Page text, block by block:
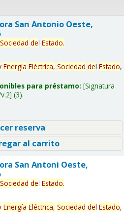
San Antonio Oeste,
Sociedad del Estado.
Energía Eléctrica, Sociedad del Estado,
para préstamo: Signatura
(3).
reserva
al carrito
San Antoni Oeste,
Sociedad del Estado.
Energía Eléctrica, Sociedad del Estado,